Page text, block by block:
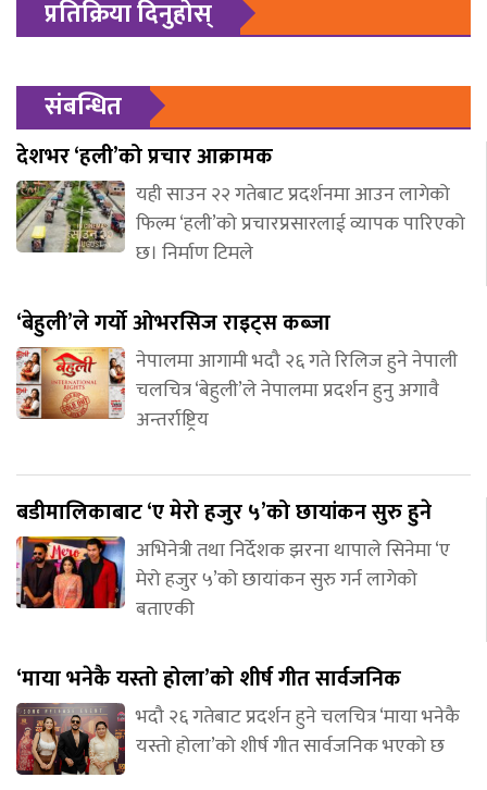
प्रतिक्रिया दिनुहोस्
संबन्धित
देशभर ‘हली’को प्रचार आक्रामक
यही साउन २२ गतेबाट प्रदर्शनमा आउन लागेको
फिल्म ‘हली’को प्रचारप्रसारलाई व्यापक पारिएको
छ। निर्माण टिमले
‘बेहुली’ले गर्यो ओभरसिज राइट्स कब्जा
नेपालमा आगामी भदौ २६ गते रिलिज हुने नेपाली
चलचित्र ‘बेहुली’ले नेपालमा प्रदर्शन हुनु अगावै
अन्तर्राष्ट्रिय
बडीमालिकाबाट ‘ए मेरो हजुर ५’को छायांकन सुरु हुने
अभिनेत्री तथा निर्देशक झरना थापाले सिनेमा ‘ए
मेरो हजुर ५’को छायांकन सुरु गर्न लागेको
बताएकी
‘माया भनेकै यस्तो होला’को शीर्ष गीत सार्वजनिक
भदौ २६ गतेबाट प्रदर्शन हुने चलचित्र ‘माया भनेकै
यस्तो होला’को शीर्ष गीत सार्वजनिक भएको छ